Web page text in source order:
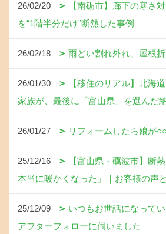
26/02/20
【南砺市】廊下の寒さ
を“1階半分だけ”断熱した事例
26/02/18 雨どい割れ外れ、屋根
26/01/30
【移住のリアル】北海
家族が、最後に「富山県」を選んだ
26/01/27 リフォームしたら娘が
25/12/16
【富山県・礪波市】断
本当に暖かくなった」｜お客様の声
25/12/09
いつもお世話になって
アフターフォローに伺いました